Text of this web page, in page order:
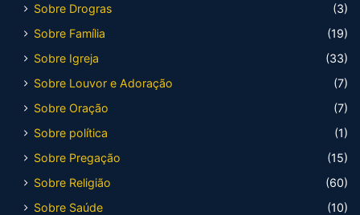
Sobre Drogras
(3)
Sobre Família
(19)
Sobre Igreja
(33)
Sobre Louvor e Adoração
(7)
Sobre Oração
(7)
Sobre política
(1)
Sobre Pregação
(15)
Sobre Religião
(60)
Sobre Saúde
(10)